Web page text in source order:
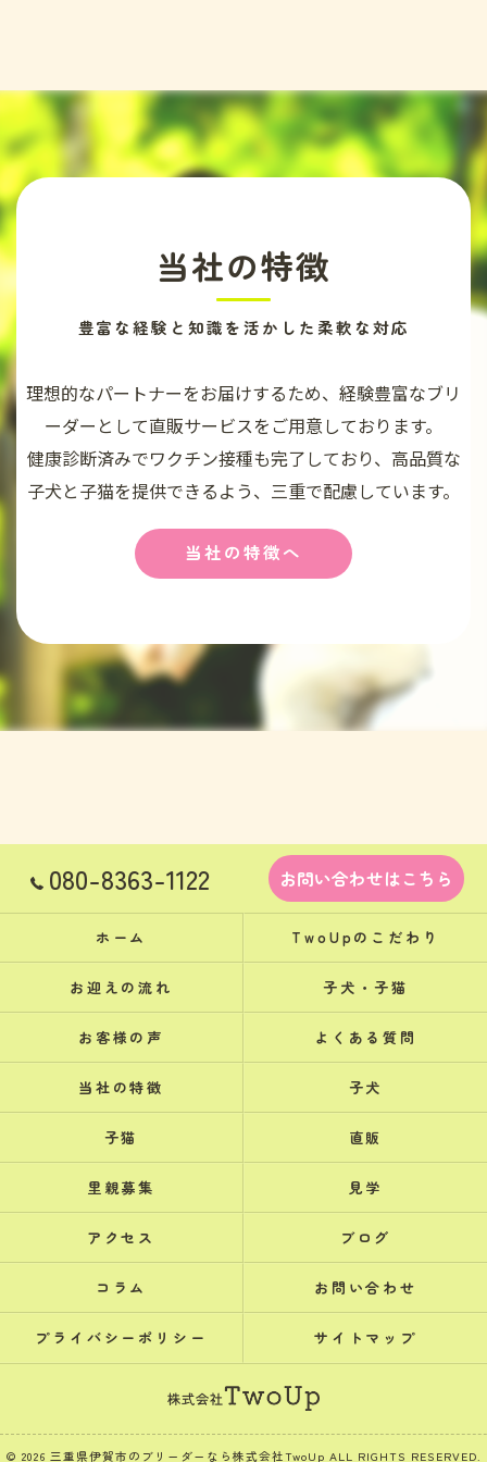
豊富な経験と知識を活かした柔軟な対応
当社の特徴
理想的なパートナーをお届けするため、経験豊富なブリ
ーダーとして直販サービスをご用意しております。
健康診断済みでワクチン接種も完了しており、高品質な
子犬と子猫を提供できるよう、三重で配慮しています。
当社の特徴へ
080-8363-1122 お問い合わせはこちら
ホーム TwoUpのこだわり
お迎えの流れ 子犬・子猫
お客様の声 よくある質問
当社の特徴 子犬
子猫 直販
里親募集 見学
アクセス ブログ
コラム お問い合わせ
プライバシーポリシー サイトマップ
© 2026 三重県伊賀市のブリーダーなら株式会社TwoUp ALL RIGHTS RESERVED.